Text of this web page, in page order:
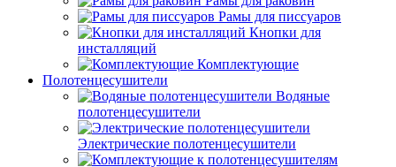
Рамы для писсуаров
Кнопки для
инсталляций
Комплектующие
Полотенцесушители
Водяные
полотенцесушители
Электрические полотенцесушители